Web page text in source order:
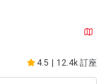
4.5 12.4k 訂座